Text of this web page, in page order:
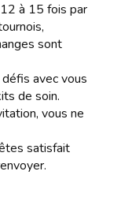
à 15 fois par
sont
avec vous
de soin.
vous ne
satisfait